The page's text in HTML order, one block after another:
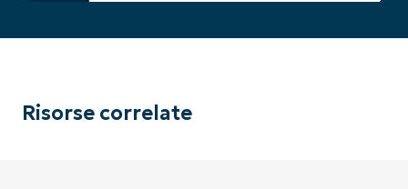
Risorse correlate